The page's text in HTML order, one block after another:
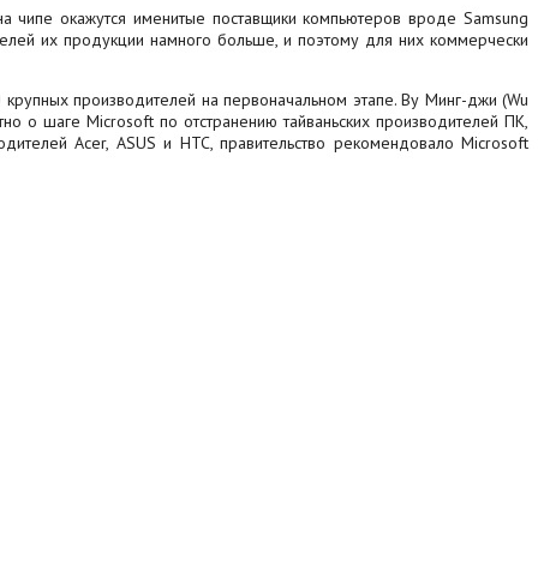
окажутся именитые поставщики компьютеров вроде Samsung
их продукции намного больше, и поэтому для них коммерчески
производителей на первоначальном этапе. Ву Минг-джи (Wu
о шаге Microsoft по отстранению тайваньских производителей ПК,
Acer, ASUS и HTC, правительство рекомендовало Microsoft